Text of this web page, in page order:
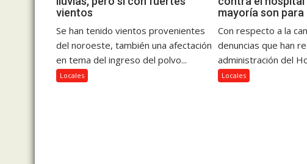
vientos
Se han tenido vientos provenientes
del noroeste, también una afectación
en tema del ingreso del polvo...
Locales
mayoría son
Con respecto a la
denuncias que han
administración del
Locales